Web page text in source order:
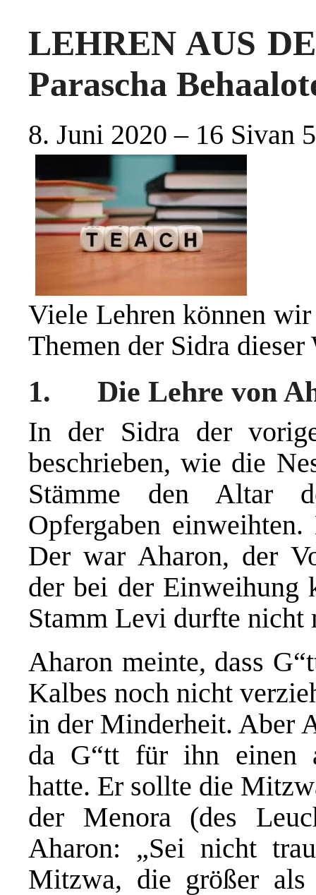
LEHREN AUS
Parascha
8. Juni 2020 – 16 Sivan
Viele Lehren können
Themen der Sidra dieser
1. Die Lehre von
In der Sidra der
beschrieben, wie die
Stämme den Altar
Opfergaben
Der war Aharon, der
der bei der Einweihung
Stamm Levi durfte nicht
Aharon meinte, dass
Kalbes noch nicht
in der Minderheit. Aber
da G“tt für ihn einen
hatte. Er sollte die
der Menora (des
Aharon: „Sei nicht
Mitzwa, die größer als